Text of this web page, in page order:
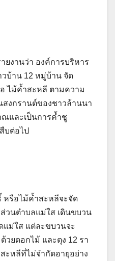
ยงานว่า องค์การบริหาร
บ้าน 12 หมู่บ้าน จัด
ไม้ค้ำสะหลี ตามความ
สงกรานต์ของชาวล้านนา
และเป็นการค้ำชู
บต่อไป
รือไม้ค้ำสะหลีจะจัด
วนตำบลแม่ใส เดินขบวน
ม่ใส แต่ละขบวนจะ
วยดอกไม้ และตุง 12 รา
ะหลีที่ไม่จำกัดอายุอย่าง